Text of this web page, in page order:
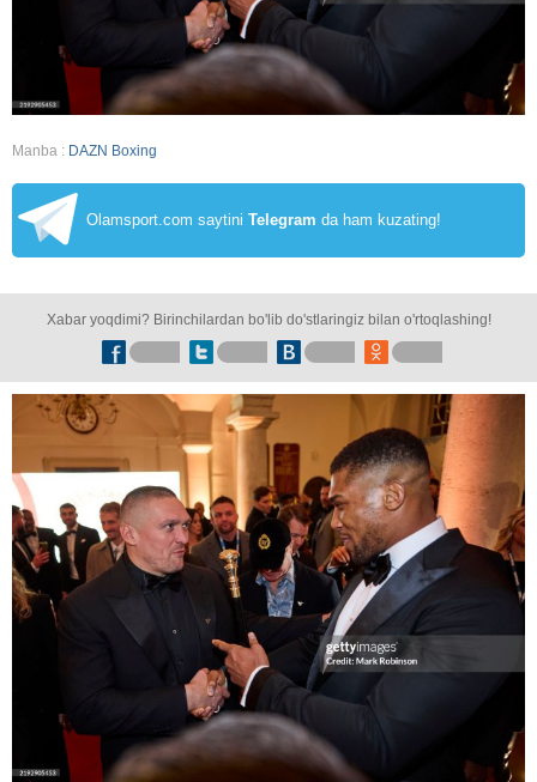
Manba : DAZN Boxing
Olamsport.com saytini Telegram da ham kuzating!
Xabar yoqdimi? Birinchilardan bo'lib do'stlaringiz bilan o'rtoqlashing!